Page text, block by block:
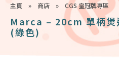
主頁 » 商店 » CGS 皇冠牌專區
Marca – 20cm 單柄煲
(綠色)